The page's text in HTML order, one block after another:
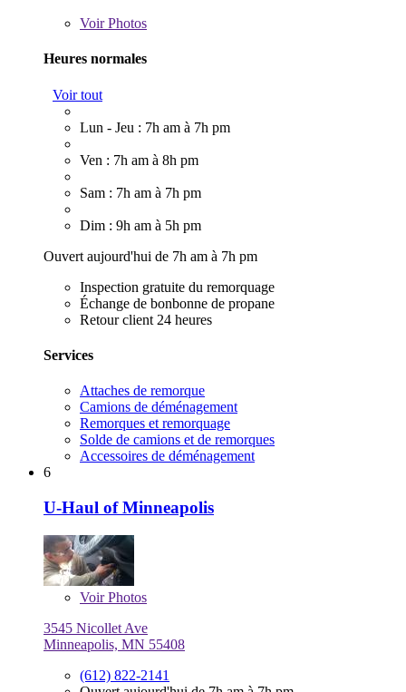
VoirPhotos
Heures normales
Voir tout
Lun - Jeu : 7h am à 7h pm
Ven : 7h am à 8h pm
Sam : 7h am à 7h pm
Dim : 9h am à 5h pm
Ouvert aujourd'hui de 7h am à 7h pm
Inspection gratuite du remorquage
Échange de bonbonne de propane
Retour client 24 heures
Services
Attaches de remorque
Camions de déménagement
Remorques et remorquage
Solde de camions et de remorques
Accessoires de déménagement
6
U-Haul of Minneapolis
VoirPhotos
3545 Nicollet Ave
Minneapolis, MN 55408
(612) 822-2141